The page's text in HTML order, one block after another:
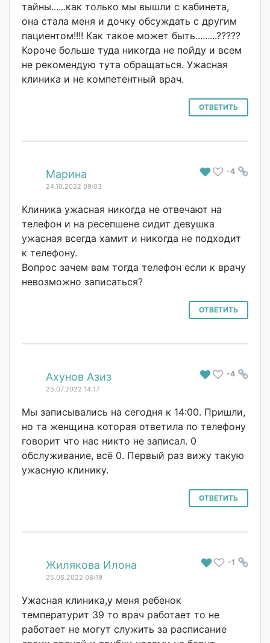
тайны......как только мы вышли с кабинета,
она стала меня и дочку обсуждать с другим
пациентом!!!! Как такое может быть.........?????
Короче больше туда никогда не пойду и всем
не рекомендую тута обращаться. Ужасная
клиника и не компетентный врач.
ОТВЕТИТЬ
# -4
Марина
24.10.2022 09:03
Клиника ужасная никогда не отвечают на
телефон и на ресепшене сидит девушка
ужасная всегда хамит и никогда не подходит
к телефону.
Вопрос зачем вам тогда телефон если к врачу
невозможно записаться?
ОТВЕТИТЬ
# -4
Ахунов Азиз
25.07.2022 14:17
Мы записывались на сегодня к 14:00. Пришли,
но та женщина которая ответила по телефону
говорит что нас никто не записал. 0
обслуживание, всё 0. Первый раз вижу такую
ужасную клинику.
ОТВЕТИТЬ
# -1
Жилякова Илона
25.06.2022 08:19
Ужасная клиника,у меня ребенок
температурит 39 то врач работает то не
работает не могут служить за расписание